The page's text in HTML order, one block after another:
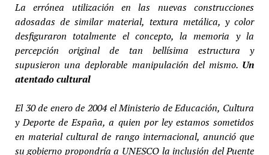
La errónea utilización en las nuevas construcciones
adosadas de similar material, textura metálica, y color
desfiguraron totalmente el concepto, la memoria y la
percepción original de tan bellísima estructura y
supusieron una deplorable manipulación del mismo. Un
atentado cultural
El 30 de enero de 2004 el Ministerio de Educación, Cultura
y Deporte de España, a quien por ley estamos sometidos
en material cultural de rango internacional, anunció que
su gobierno propondría a UNESCO la inclusión del Puente